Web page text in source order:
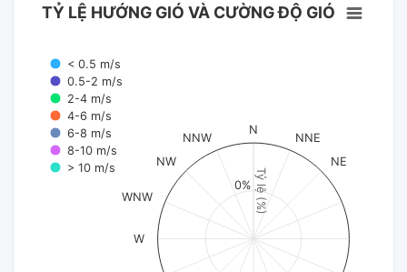
Tỷ lệ (%)
TỶ LỆ HƯỚNG GIÓ VÀ CƯỜNG ĐỘ GIÓ
< 0.5 m/s
0.5-2 m/s
2-4 m/s
4-6 m/s
6-8 m/s
8-10 m/s
> 10 m/s
N
NNE
NE
W
WNW
NW
NNW
0%